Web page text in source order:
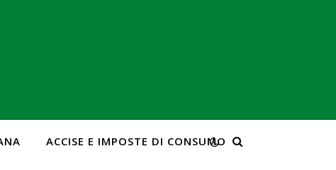
ACCISE E IMPOSTE DI CONSUMO